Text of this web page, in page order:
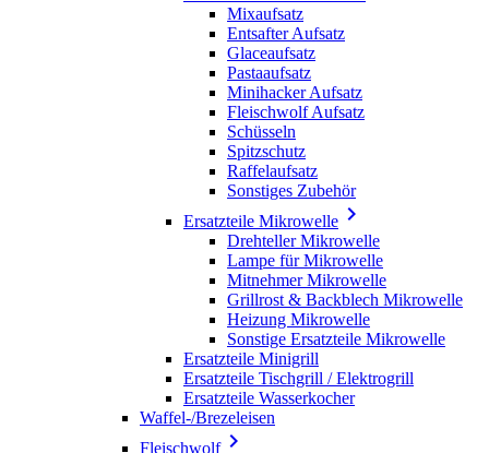
Mixaufsatz
Entsafter Aufsatz
Glaceaufsatz
Pastaaufsatz
Minihacker Aufsatz
Fleischwolf Aufsatz
Schüsseln
Spitzschutz
Raffelaufsatz
Sonstiges Zubehör
Ersatzteile Mikrowelle 
Drehteller Mikrowelle
Lampe für Mikrowelle
Mitnehmer Mikrowelle
Grillrost & Backblech Mikrowelle
Heizung Mikrowelle
Sonstige Ersatzteile Mikrowelle
Ersatzteile Minigrill
Ersatzteile Tischgrill / Elektrogrill
Ersatzteile Wasserkocher
Waffel-/Brezeleisen
Fleischwolf